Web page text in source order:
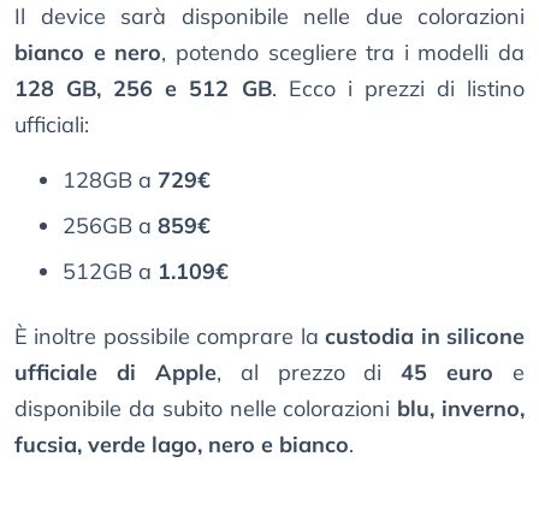
Il device sarà disponibile nelle due colorazioni
bianco e nero, potendo scegliere tra i modelli da
128 GB, 256 e 512 GB. Ecco i prezzi di listino
ufficiali:
128GB a 729€
256GB a 859€
512GB a 1.109€
È inoltre possibile comprare lacustodia in silicone
ufficiale di Apple, al prezzo di45 euro e
disponibile da subito nelle colorazioni blu, inverno,
fucsia, verde lago, nero e bianco.